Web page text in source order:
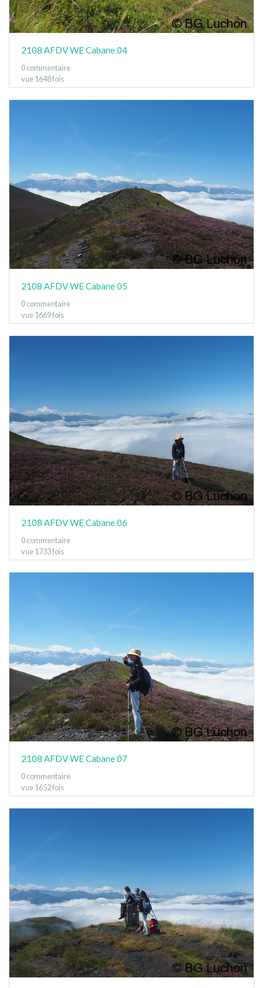
2108 AFDV WE Cabane 04
0 commentaire
vue 1648 fois
2108 AFDV WE Cabane 05
0 commentaire
vue 1669 fois
2108 AFDV WE Cabane 06
0 commentaire
vue 1733 fois
2108 AFDV WE Cabane 07
0 commentaire
vue 1652 fois